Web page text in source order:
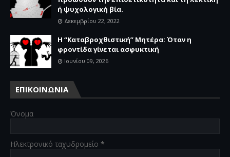
ή ψυχολογική βία.
Δεκεμβρίου 22, 2022
Η “Καταβροχθιστική” Mητέρα: Όταν η
φροντίδα γίνεται ασφυκτική
Ιουνίου 09, 2026
ΕΠΙΚΟΙΝΩΝΙΑ
Όνομα
Ηλεκτρονικό ταχυδρομείο *